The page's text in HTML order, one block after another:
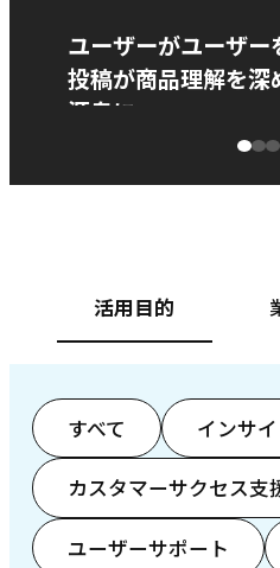
ユーザーがユーザー
投稿が商品理解を
源泉に
活用目的
すべて インサ
カスタマーサクセス支
ユーザーサポート